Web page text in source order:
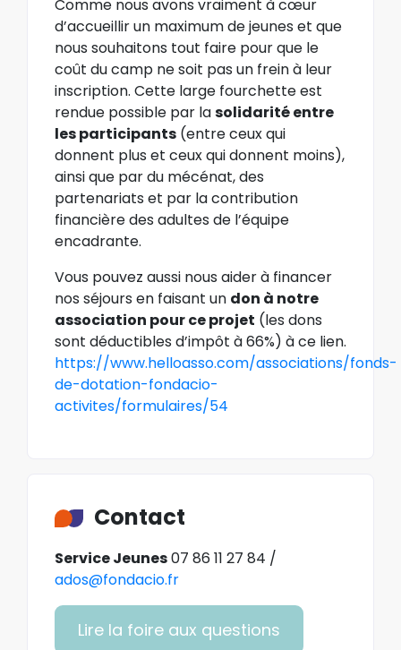
Comme nous avons vraiment à cœur
d’accueillir un maximum de jeunes et que
nous souhaitons tout faire pour que le
coût du camp ne soit pas un frein à leur
inscription. Cette large fourchette est
rendue possible par lasolidarité entre
les participants (entre ceux qui
donnent plus et ceux qui donnent moins),
ainsi que par du mécénat, des
partenariats et par la contribution
financière des adultes de l’équipe
encadrante.
Vous pouvez aussi nous aider à financer
nos séjours en faisant un don à notre
association pour ce projet (les dons
sont déductibles d’impôt à 66%) à ce lien.
https://www.helloasso.com/associations/fonds-
de-dotation-fondacio-
activites/formulaires/54
Contact
Service Jeunes07 86 11 27 84 /
ados@fondacio.fr
Lire la foire aux questions